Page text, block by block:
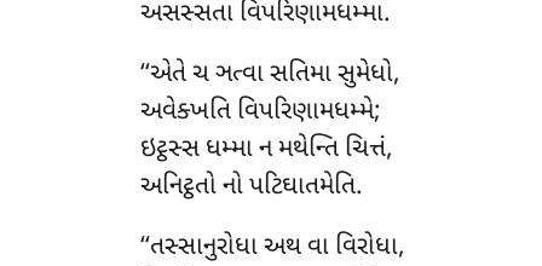
અસસ્સતા વિપરિણામધમ્મા.
‘‘એતે ચ ઞત્વા સતિમા સુમેધો,
અવેક્ખતિ વિપરિણામધમ્મે;
ઇટ્ઠસ્સ ધમ્મા ન મથેન્તિ ચિત્તં,
અનિટ્ઠતો નો પટિઘાતમેતિ.
‘‘તસ્સાનુરોધાઅથ વા વિરોધા,